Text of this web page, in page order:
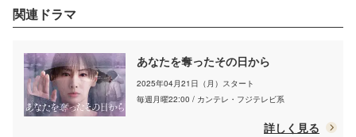
関連ドラマ
あなたを奪ったその日から
2025年04月21日（月）スタート
毎週月曜22:00 / カンテレ・フジテレビ系
詳しく見る